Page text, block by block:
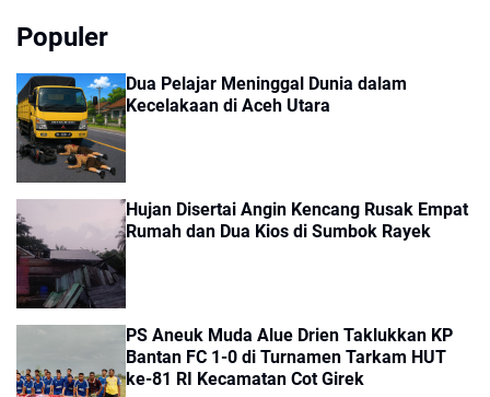
Populer
Dua Pelajar Meninggal Dunia dalam
Kecelakaan di Aceh Utara
Hujan Disertai Angin Kencang Rusak Empat
Rumah dan Dua Kios di Sumbok Rayek
PS Aneuk Muda Alue Drien Taklukkan KP
Bantan FC 1-0 di Turnamen Tarkam HUT
ke-81 RI Kecamatan Cot Girek